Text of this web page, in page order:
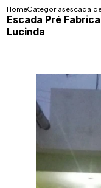
HomeCategoriasescada
Escada Pré
Lucinda